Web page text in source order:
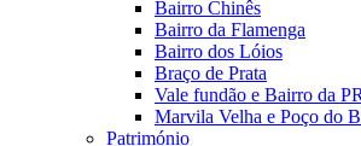
Bairro Chinês
Bairro da Flamenga
Bairro dos Lóios
Braço de Prata
Vale fundão e Bairro da
Marvila Velha e Poço do
Património